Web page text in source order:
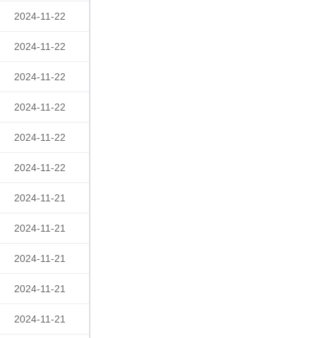
2024-11-22
2024-11-22
2024-11-22
2024-11-22
2024-11-22
2024-11-22
2024-11-21
2024-11-21
2024-11-21
2024-11-21
2024-11-21